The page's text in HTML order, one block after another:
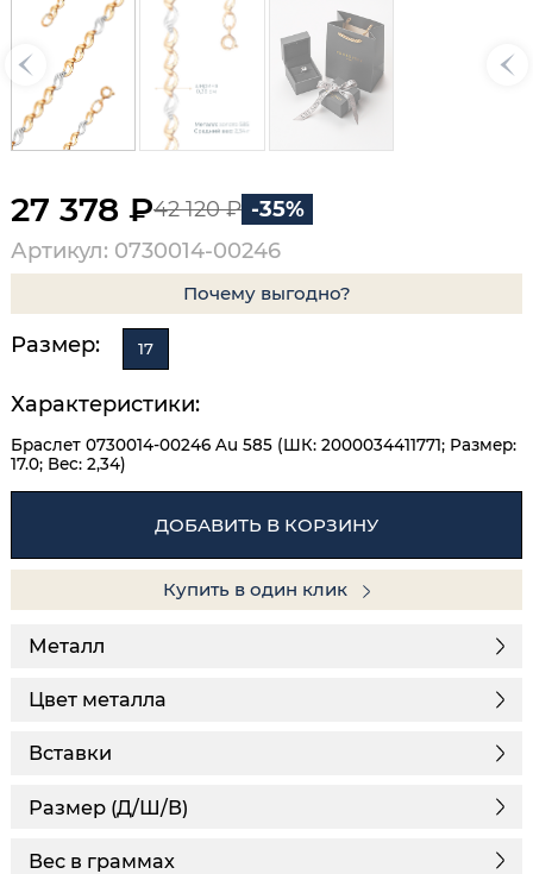
27 378 ₽42 120 ₽ -35%
Артикул: 0730014-00246
Почему выгодно?
Размер: 17
Характеристики:
Браслет 0730014-00246 Au 585 (ШК: 2000034411771; Размер:
17.0; Вес: 2,34)
ДОБАВИТЬ В КОРЗИНУ
Купить в один клик
Металл
Цвет металла
Вставки
Размер (Д/Ш/В)
Вес в граммах